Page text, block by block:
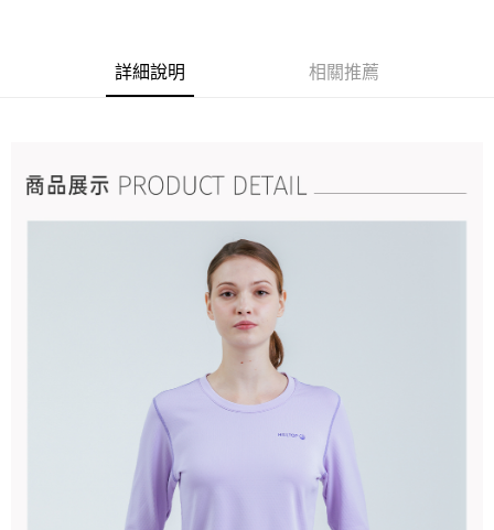
每筆NT$399，滿NT$18,000(含以上)免運費
詳細說明 相關推薦